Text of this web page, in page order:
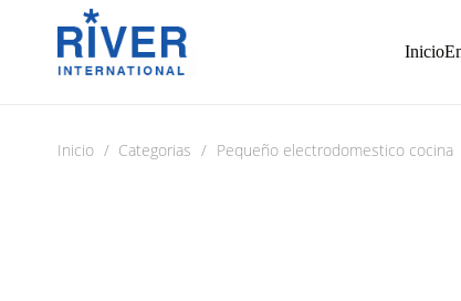
Inicio
Inicio / Categorias / Pequeño electrodomestico cocina